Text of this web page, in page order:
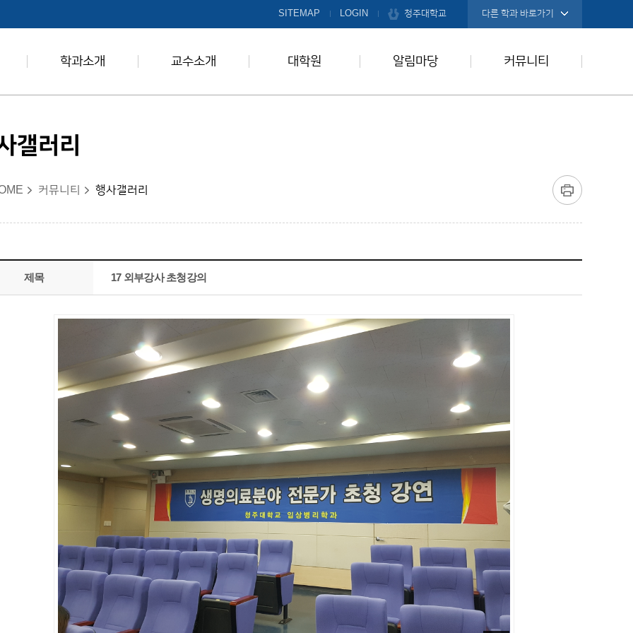
SITEMAP LOGIN 청주대학교 다른 학과 바로가기
학과소개 교수소개 대학원 알림마당 커뮤니티
갤러리
커뮤니티 행사갤러리
제목 17 외부강사 초청강의